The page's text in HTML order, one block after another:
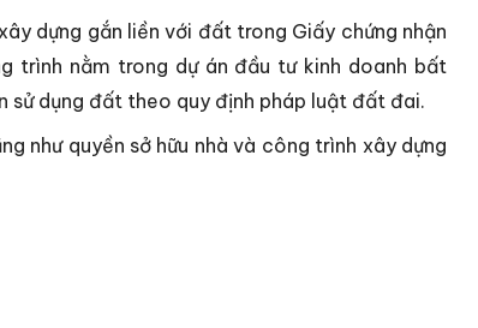
dựng gắn liền với đất trong Giấy chứng nhận
trình nằm trong dự án đầu tư kinh doanh bất
sử dụng đất theo quy định pháp luật đất đai.
như quyền sở hữu nhà và công trình xây dựng